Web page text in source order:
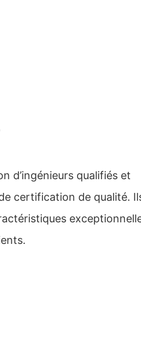
d’ingénieurs qualifiés et
certification de qualité.